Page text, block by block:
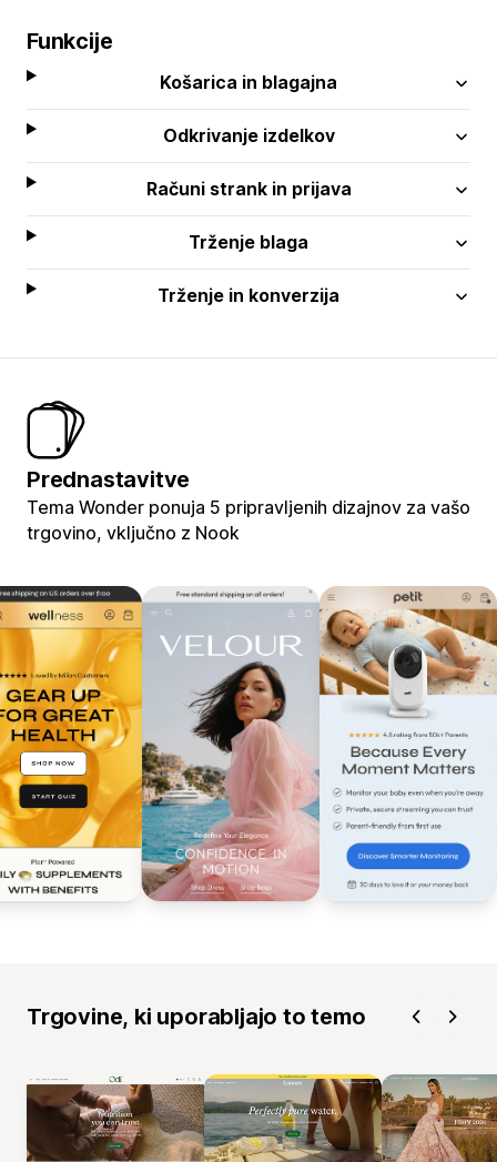
Funkcije
Košarica in blagajna
Odkrivanje izdelkov
Računi strank in prijava
Trženje blaga
Trženje in konverzija
Prednastavitve
Tema Wonder ponuja 5 pripravljenih dizajnov za vašo
trgovino, vključno z Nook
Trgovine, ki uporabljajo to temo